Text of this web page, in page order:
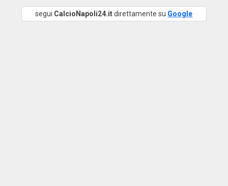
segui CalcioNapoli24.itdirettamente su Google